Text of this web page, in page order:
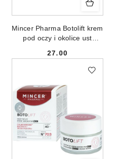
Mincer Pharma Botolift krem
pod oczy i okolice ust
Cena:
27.00